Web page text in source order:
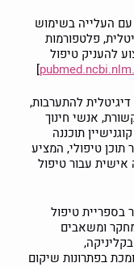
עם העלייה בשימוש
פלטפורמות
להעניק טיפול
]
להתערבות,
אנשי חינוך
תוכננה
טיפולי, המציע
עבור טיפול
בספריית טיפול
ומשאבים
בפתרונות שיקום